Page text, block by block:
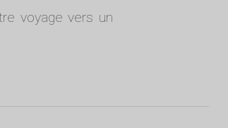
voyage vers un